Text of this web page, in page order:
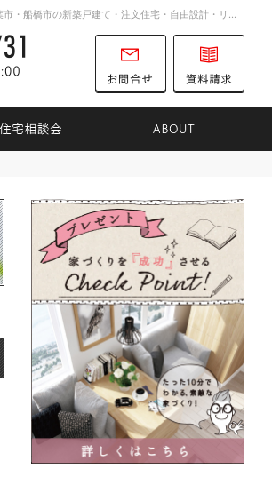
お客様の想いを詰め込んだ家づくり。千葉市・船橋市の新築戸建て・注文住宅・自由設計・リノベーションを手がける工務店ならTK31へ。
047-701-8731
営業時間
9:00～16:00
定休日
土曜日
日曜日 お問合せ